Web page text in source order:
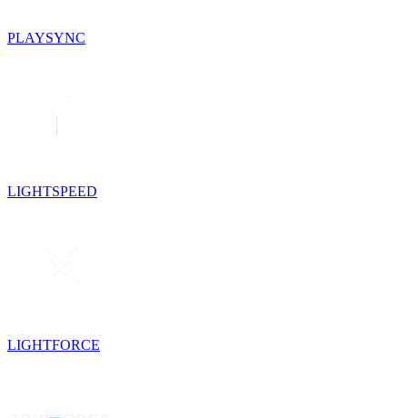
PLAYSYNC
LIGHTSPEED
LIGHTFORCE